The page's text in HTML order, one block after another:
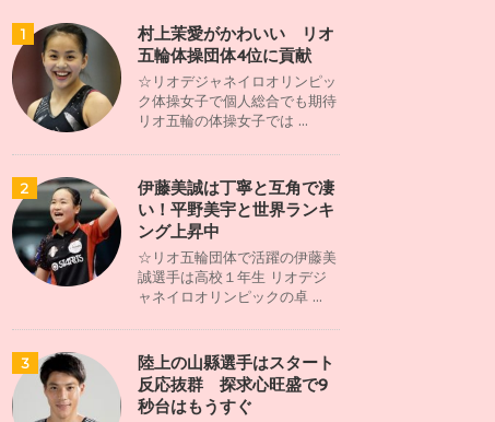
1
村上茉愛がかわいい リオ
五輪体操団体4位に貢献
☆リオデジャネイロオリンピッ
ク体操女子で個人総合でも期待
リオ五輪の体操女子では ...
2
伊藤美誠は丁寧と互角で凄
い！平野美宇と世界ランキ
ング上昇中
☆リオ五輪団体で活躍の伊藤美
誠選手は高校１年生 リオデジ
ャネイロオリンピックの卓 ...
3
陸上の山縣選手はスタート
反応抜群 探求心旺盛で9
秒台はもうすぐ